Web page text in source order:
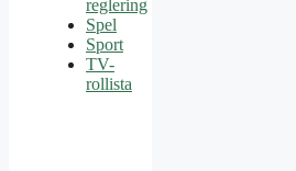
reglering
Spel
Sport
TV-
rollista